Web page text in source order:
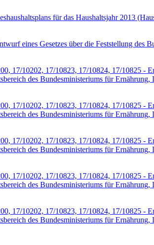
für das Haushaltsjahr 2013
eines Gesetzes über die Feststellung des
17/10202, 17/10823, 17/10824, 17/10825 -
des Bundesministeriums für
17/10202, 17/10823, 17/10824, 17/10825 -
des Bundesministeriums für
17/10202, 17/10823, 17/10824, 17/10825 -
des Bundesministeriums für
17/10202, 17/10823, 17/10824, 17/10825 -
des Bundesministeriums für
17/10202, 17/10823, 17/10824, 17/10825 -
des Bundesministeriums für